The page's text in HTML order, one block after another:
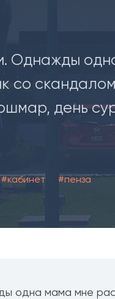
Однажды
со
день
#кабинет #пенза
одна мама мне